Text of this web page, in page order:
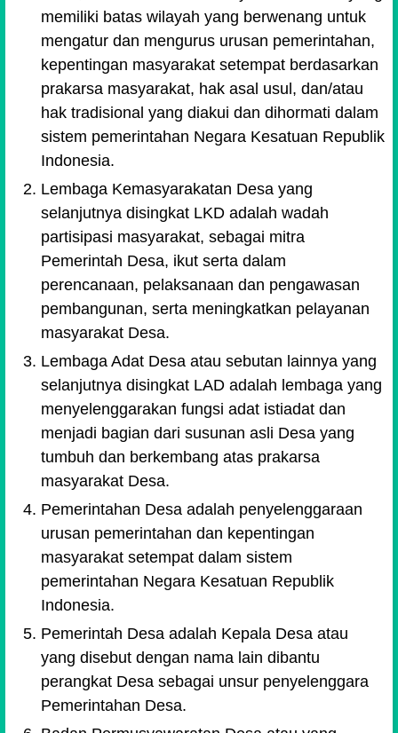
memiliki batas wilayah yang berwenang untuk
mengatur dan mengurus urusan pemerintahan,
kepentingan masyarakat setempat berdasarkan
prakarsa masyarakat, hak asal usul, dan/atau
hak tradisional yang diakui dan dihormati dalam
sistem pemerintahan Negara Kesatuan Republik
Indonesia.
Lembaga Kemasyarakatan Desa yang
selanjutnya disingkat LKD adalah wadah
partisipasi masyarakat, sebagai mitra
Pemerintah Desa, ikut serta dalam
perencanaan, pelaksanaan dan pengawasan
pembangunan, serta meningkatkan pelayanan
masyarakat Desa.
Lembaga Adat Desa atau sebutan lainnya yang
selanjutnya disingkat LAD adalah lembaga yang
menyelenggarakan fungsi adat istiadat dan
menjadi bagian dari susunan asli Desa yang
tumbuh dan berkembang atas prakarsa
masyarakat Desa.
Pemerintahan Desa adalah penyelenggaraan
urusan pemerintahan dan kepentingan
masyarakat setempat dalam sistem
pemerintahan Negara Kesatuan Republik
Indonesia.
Pemerintah Desa adalah Kepala Desa atau
yang disebut dengan nama lain dibantu
perangkat Desa sebagai unsur penyelenggara
Pemerintahan Desa.